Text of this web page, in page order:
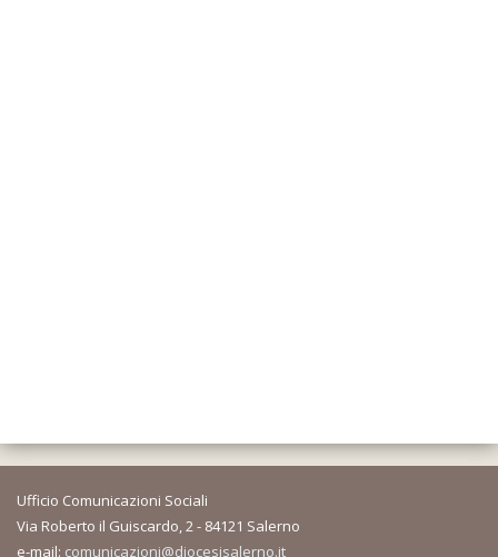
Ufficio Comunicazioni Sociali
Via Roberto il Guiscardo, 2 - 84121 Salerno
e-mail: comunicazioni@diocesisalerno.it